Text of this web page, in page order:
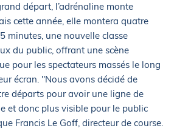
départ, l’adrénaline monte
cette année, elle montera quatre
minutes, une nouvelle classe
du public, offrant une scène
pour les spectateurs massés le long
écran. "Nous avons décidé de
départs pour avoir une ligne de
et donc plus visible pour le public
Francis Le Goff, directeur de course.